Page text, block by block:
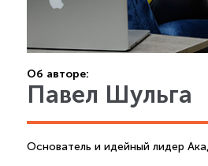
Об авторе:
Павел Шульга
Основатель и идейный лидер